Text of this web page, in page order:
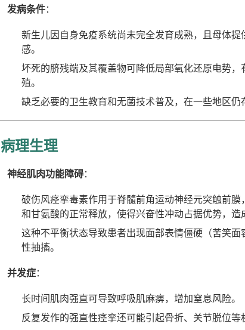
发病条件：
新生儿因自身免疫系统尚未完全发育成熟，且母体
感。
坏死的脐残端及其覆盖物可降低局部氧化还原电势
殖。
缺乏必要的卫生教育和无菌技术普及，在一些地区仍
病理生理
神经肌肉功能障碍：
破伤风痉挛毒素作用于脊髓前角运动神经元突触前膜
和甘氨酸的正常释放，使得兴奋性冲动占据优势，造
这种不平衡状态导致患者出现面部表情僵硬（苦笑
性抽搐。
并发症：
长时间肌肉强直可导致呼吸肌麻痹，增加窒息风险。
反复发作的强直性痉挛还可能引起骨折、关节脱位等